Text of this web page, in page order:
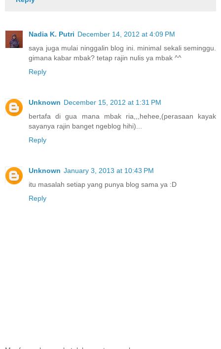
Nadia K. Putri December 14, 2012 at 4:09 PM
saya juga mulai ninggalin blog ini. minimal sekali seminggu.
gimana kabar mbak? tetap rajin nulis ya mbak ^^
Reply
Unknown December 15, 2012 at 1:31 PM
bertafa di gua mana mbak ria,,,hehee,(perasaan kayak
sayanya rajin banget ngeblog hihi)...
Reply
Unknown January 3, 2013 at 10:43 PM
itu masalah setiap yang punya blog sama ya :D
Reply